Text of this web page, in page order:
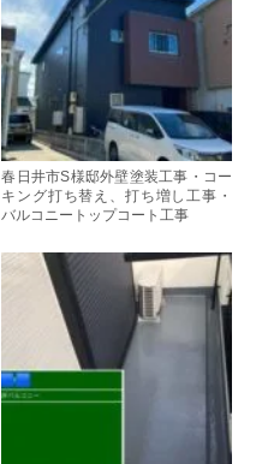
春日井市S様邸外壁塗装工事・コー
キング打ち替え、打ち増し工事・
バルコニートップコート工事